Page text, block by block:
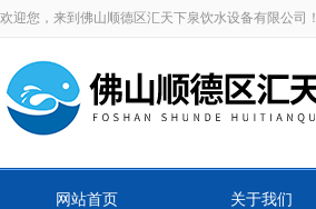
欢迎您，来到佛山顺德区汇天下泉饮水设备有限公司！
网站首页 关于我们